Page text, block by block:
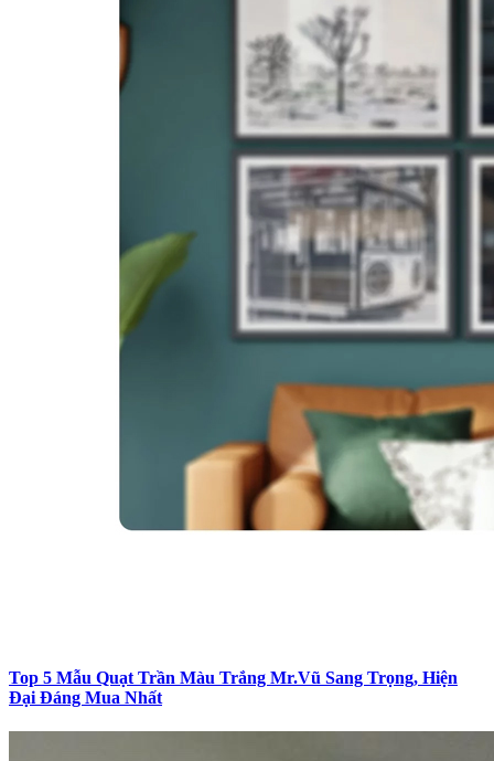
Top 5 Mẫu Quạt Trần Màu Trắng Mr.Vũ Sang Trọng, Hiện
Đại Đáng Mua Nhất